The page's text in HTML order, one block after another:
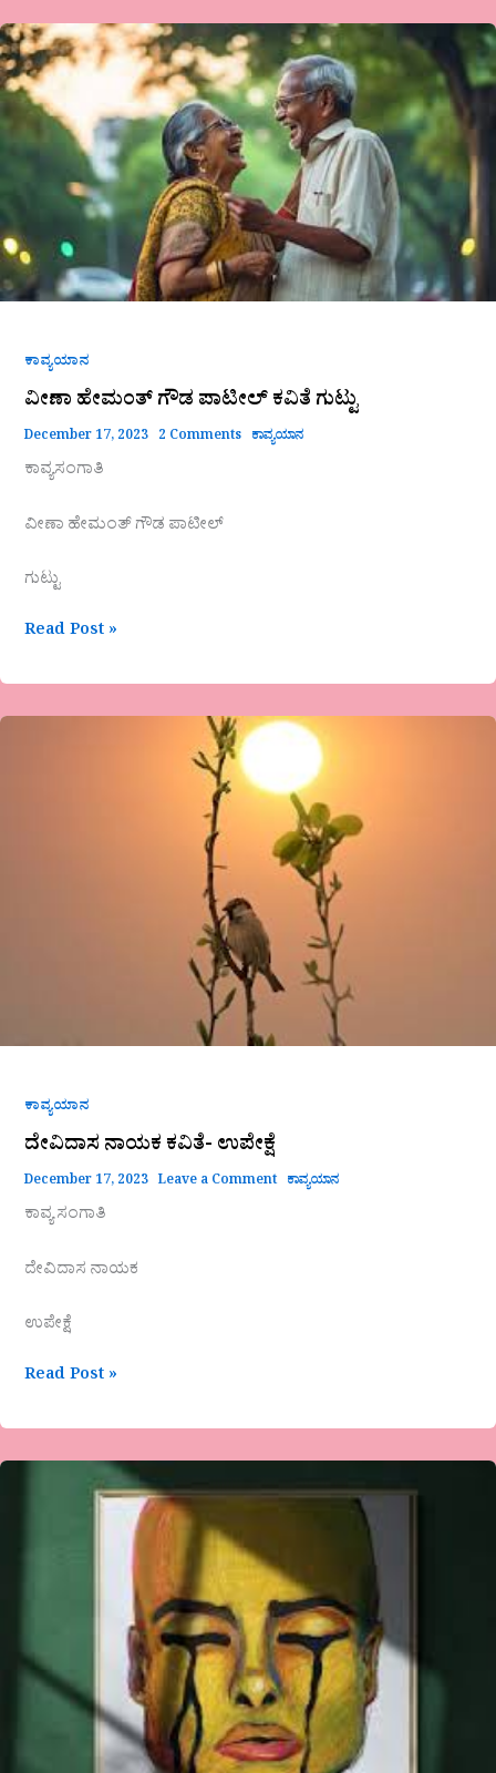
ಕಾವ್ಯಯಾನ
ವೀಣಾ ಹೇಮಂತ್ ಗೌಡ ಪಾಟೀಲ್ ಕವಿತೆ ಗುಟ್ಟು
December 17, 2023 2 Comments ಕಾವ್ಯಯಾನ
ಕಾವ್ಯಸಂಗಾತಿ
ವೀಣಾ ಹೇಮಂತ್ ಗೌಡ ಪಾಟೀಲ್
ಗುಟ್ಟು
ವೀಣಾ
ಹೇಮಂತ್
ಗೌಡ
ಪಾಟೀಲ್
ಕವಿತೆ
ಗುಟ್ಟು
Read Post »
ಕಾವ್ಯಯಾನ
ದೇವಿದಾಸ ನಾಯಕ ಕವಿತೆ- ಉಪೇಕ್ಷೆ
December 17, 2023 Leave a Comment ಕಾವ್ಯಯಾನ
ಕಾವ್ಯ ಸಂಗಾತಿ
ದೇವಿದಾಸ ನಾಯಕ
ಉಪೇಕ್ಷೆ
Read Post »
ಹೇಮಗಂಗಾ